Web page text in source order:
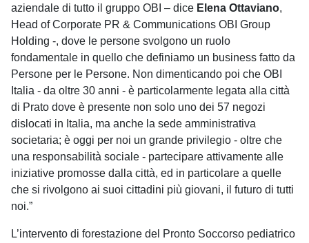
aziendale di tutto il gruppo OBI – dice Elena Ottaviano,
Head of Corporate PR & Communications OBI Group
Holding -, dove le persone svolgono un ruolo
fondamentale in quello che definiamo un business fatto da
Persone per le Persone. Non dimenticando poi che OBI
Italia - da oltre 30 anni - è particolarmente legata alla città
di Prato dove è presente non solo uno dei 57 negozi
dislocati in Italia, ma anche la sede amministrativa
societaria; è oggi per noi un grande privilegio - oltre che
una responsabilità sociale - partecipare attivamente alle
iniziative promosse dalla città, ed in particolare a quelle
che si rivolgono ai suoi cittadini più giovani, il futuro di tutti
noi.”
L’intervento di forestazione del Pronto Soccorso pediatrico